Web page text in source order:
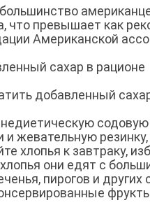
что превышает как
Американской
сахар в рационе
добавленный
содовую
и жевательную
хлопья к завтраку,
они едят с
пирогов и